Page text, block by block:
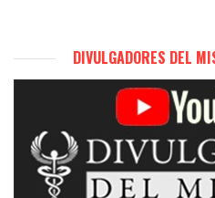
DIVULGADORES DEL